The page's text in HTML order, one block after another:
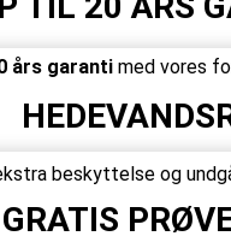
års garanti med vores
beskyttelse og
GRATIS